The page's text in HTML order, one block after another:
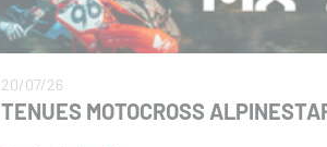
20/07/26
TENUES MOTOCROSS